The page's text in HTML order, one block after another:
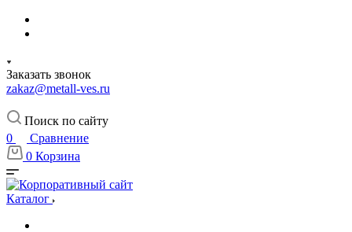
Заказать звонок
zakaz@metall-ves.ru
Поиск по сайту
0
Сравнение
0 Корзина
Каталог